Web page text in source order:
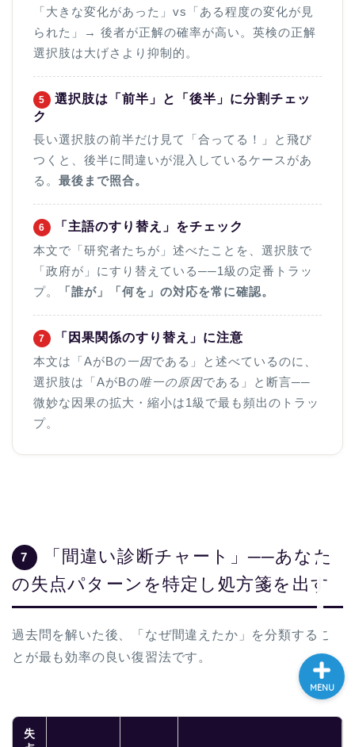
「大きな変化があった」vs「ある程度の変化が見
られた」→ 後者が正解の確率が高い。英検の正解
選択肢は大げさより抑制的。
5
選択肢は「前半」と「後半」に分割チェッ
ク
長い選択肢の前半だけ見て「合ってる！」と飛び
つくと、後半に間違いが混入しているケースがあ
る。 最後まで照合。
6 「主語のすり替え」をチェック
本文で「研究者たちが」述べたことを、選択肢で
「政府が」にすり替えている──1級の定番トラッ
プ。
「誰が」「何を」の対応を常に確認。
7 「因果関係のすり替え」に注意
本文は「AがBの一因である」と述べているのに、
選択肢は「AがBの唯一の原因である」と断言──
微妙な因果の拡大・縮小は1級で最も頻出のトラッ
プ。
7
「間違い診断チャート」──あなた
の失点パターンを特定し処方箋を出す
過去問を解いた後、「なぜ間違えたか」を分類するこ
とが最も効率の良い復習法です。
失
MENU
ホーム
原田高志の”ほぼ日刊”英語
学習＆大学入試英語コラム
“シン”・英会話スピード表
現
CONTACT